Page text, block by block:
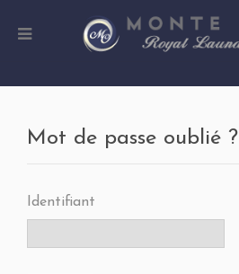
Mot de passe oublié ?
Identifiant